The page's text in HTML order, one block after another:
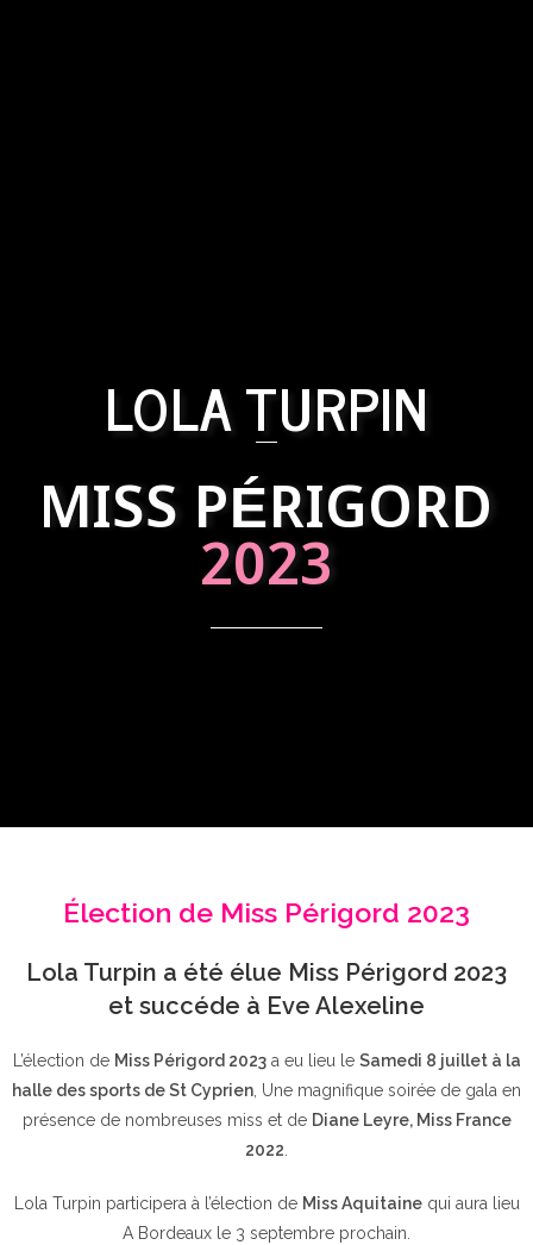
LOLA TURPIN
MISS PÉRIGORD
2023
Élection de Miss Périgord 2023
Lola Turpin a été élue Miss Périgord 2023
et succéde à Eve Alexeline
L’élection de Miss Périgord 2023a eu lieu le Samedi 8 juillet à la
halle des sports de St Cyprien , Une magnifique soirée de gala en
présence de nombreuses miss et de Diane Leyre, Miss France
2022
Lola Turpin participera à l’élection de Miss Aquitainequi aura lieu
A Bordeaux le 3 septembre prochain.